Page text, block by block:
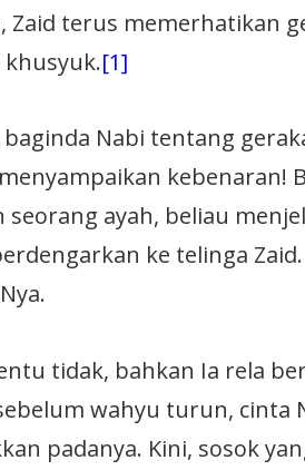
terus memerhatikan
[1]
Nabi tentang
kebenaran!
ayah, beliau
ke telinga
tidak, bahkan Ia rela
wahyu turun, cinta
padanya. Kini, sosok